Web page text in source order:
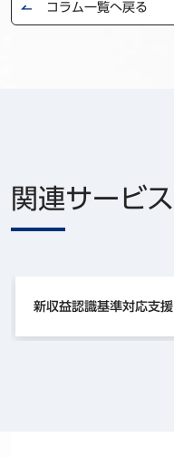
コラム一覧へ戻る
関連サービス
新収益認識基準対応支援